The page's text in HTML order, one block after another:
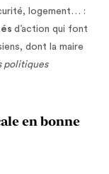
logement… :
d’action qui font
dont la maire
politiques
en bonne